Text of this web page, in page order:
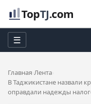
TopTJ.com
☰
Главная Лента
В Таджикистане назвали
оправдали надежды